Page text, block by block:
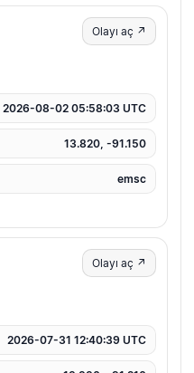
Olayı aç ↗
2026-08-02 05:58:03 UTC
13.820, -91.150
emsc
Olayı aç ↗
2026-07-31 12:40:39 UTC